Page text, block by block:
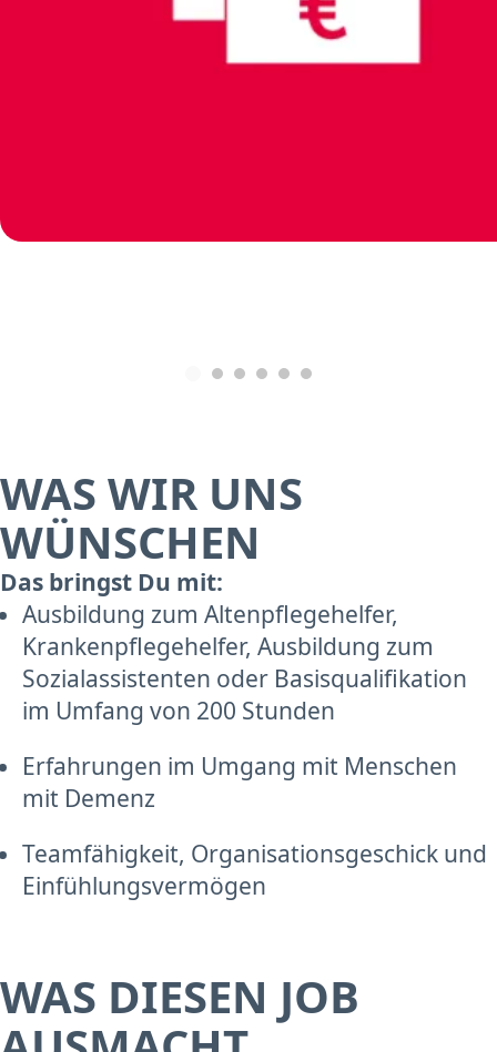
WAS WIR UNS
WÜNSCHEN
Das bringst Du mit:
Ausbildung zum Altenpflegehelfer,
Krankenpflegehelfer, Ausbildung zum
Sozialassistenten oder Basisqualifikation
im Umfang von 200 Stunden
Erfahrungen im Umgang mit Menschen
mit Demenz
Teamfähigkeit, Organisationsgeschick und
Einfühlungsvermögen
WAS DIESEN JOB